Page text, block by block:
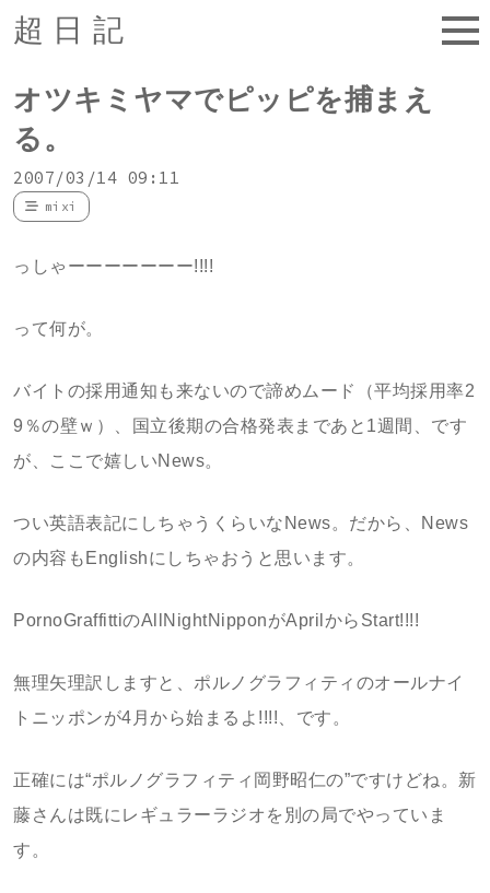
超日記
オツキミヤマでピッピを捕まえ
る。
2007/03/14 09:11
mixi
っしゃーーーーーーー!!!!
って何が。
バイトの採用通知も来ないので諦めムード（平均採用率2
9％の壁ｗ）、国立後期の合格発表まであと1週間、です
が、ここで嬉しいNews。
つい英語表記にしちゃうくらいなNews。だから、News
の内容もEnglishにしちゃおうと思います。
PornoGraffittiのAllNightNipponがAprilからStart!!!!
無理矢理訳しますと、ポルノグラフィティのオールナイ
トニッポンが4月から始まるよ!!!!、です。
正確には“ポルノグラフィティ岡野昭仁の”ですけどね。新
藤さんは既にレギュラーラジオを別の局でやっていま
す。